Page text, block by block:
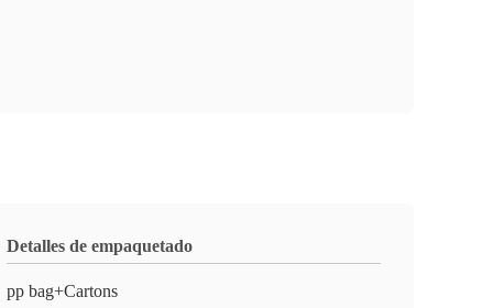
Detalles de empaquetado
pp bag+Cartons